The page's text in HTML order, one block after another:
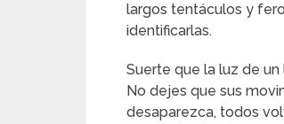
largos tentáculos y
identificarlas.
Suerte que la luz de
No dejes que sus
desaparezca, todos